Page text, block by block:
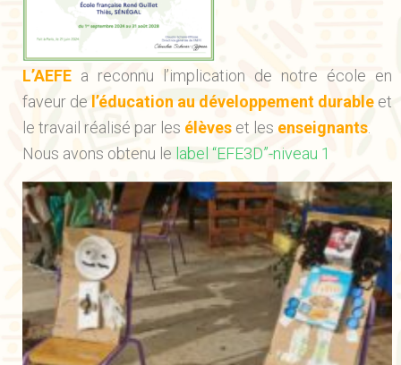
L’AEFE a reconnu l’implication de notre école en
faveur de l’éducation au développement durable et
le travail réalisé par les élèves et les enseignants
Nous avons obtenu le label “EFE3D”-niveau 1